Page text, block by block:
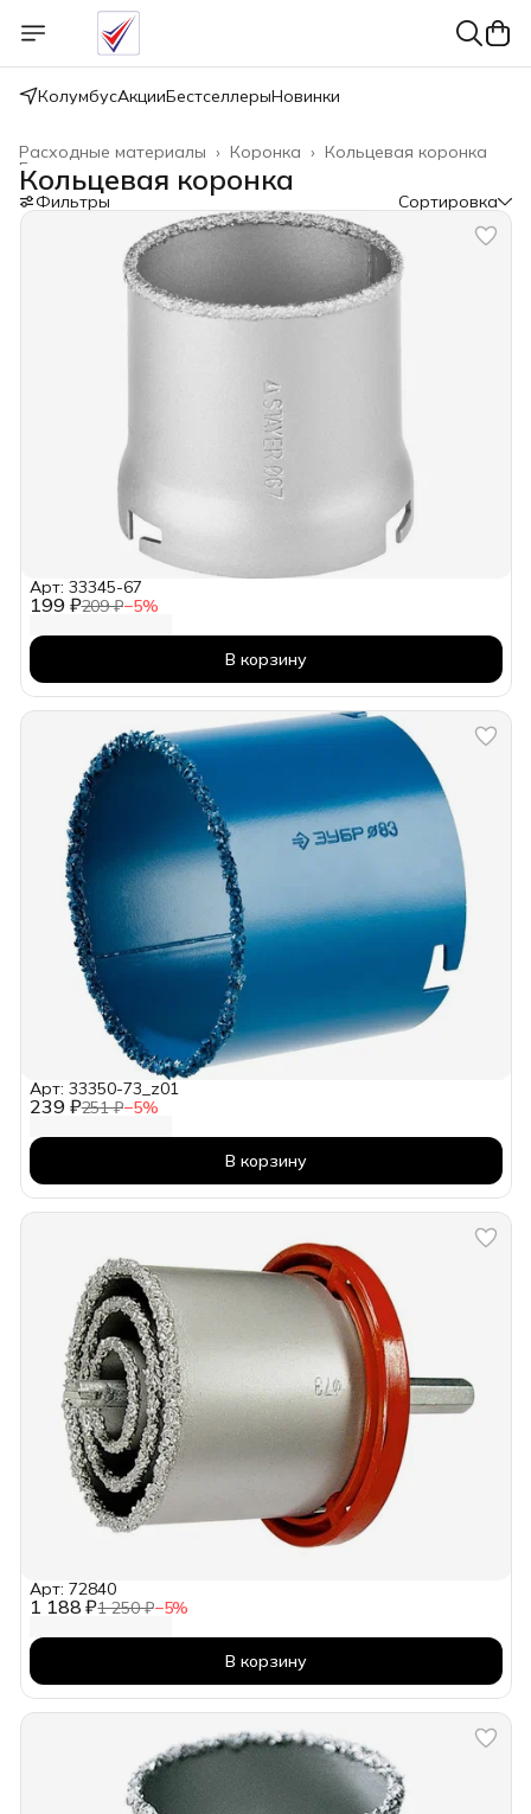
КолумбусАкцииБестселлерыНовинки
Кольцевая коронка
Коронка ›
Расходные материалы ›
Главная
Кольцевая коронка
Фильтры Сортировка
199 ₽209 ₽−5%
Арт: 33345-67
В корзину
239 ₽251 ₽−5%
Арт: 33350-73_z01
В корзину
1 188 ₽1 250 ₽−5%
Арт: 72840
В корзину